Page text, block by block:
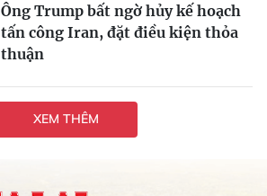
Ông Trump bất ngờ hủy kế hoạch
tấn công Iran, đặt điều kiện thỏa
thuận
XEM THÊM